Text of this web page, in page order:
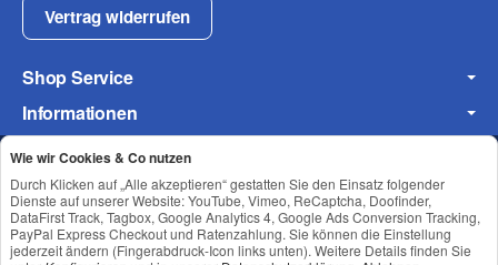
Fax
Frage zum Artikel
Ihre Frage
Vertrag widerrufen
Shop Service
Informationen
Newsletter Abonnieren
Datenschutz•Impressum
Wie wir Cookies & Co nutzen
Durch Klicken auf „Alle akzeptieren“ gestatten Sie den Einsatz folgender
Dienste auf unserer Website: YouTube, Vimeo, ReCaptcha, Doofinder,
DataFirst Track, Tagbox, Google Analytics 4, Google Ads Conversion Tracking,
PayPal Express Checkout und Ratenzahlung. Sie können die Einstellung
jederzeit ändern (Fingerabdruck-Icon links unten). Weitere Details finden Sie